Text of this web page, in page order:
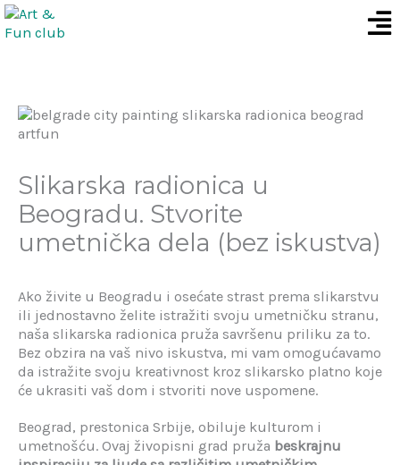
Skip
to
Slikarska radionica u
Beogradu. Stvorite
umetnička dela (bez iskustva)
Ako živite u Beogradu i osećate strast prema slikarstvu
ili jednostavno želite istražiti svoju umetničku stranu,
naša slikarska radionica pruža savršenu priliku za to.
Bez obzira na vaš nivo iskustva, mi vam omogućavamo
da istražite svoju kreativnost kroz slikarsko platno koje
će ukrasiti vaš dom i stvoriti nove uspomene.
Beograd, prestonica Srbije, obiluje kulturom i
umetnošću. Ovaj živopisni grad pruža beskrajnu